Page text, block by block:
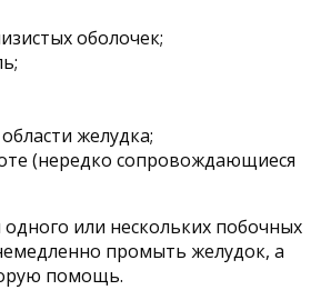
оболочек;
желудка;
(нередко сопровождающиеся
или нескольких побочных
промыть желудок, а
помощь.